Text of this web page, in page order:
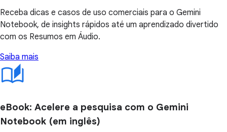
Receba dicas e casos de uso comerciais para o Gemini
Notebook, de insights rápidos até um aprendizado divertido
com os Resumos em Áudio.
Saiba mais
eBook: Acelere a pesquisa com o Gemini
Notebook (em inglês)